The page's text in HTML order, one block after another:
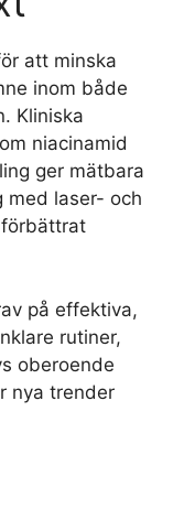
att minska
inom både
Kliniska
niacinamid
ger mätbara
med laser- och
på effektiva,
rutiner,
oberoende
nya trender